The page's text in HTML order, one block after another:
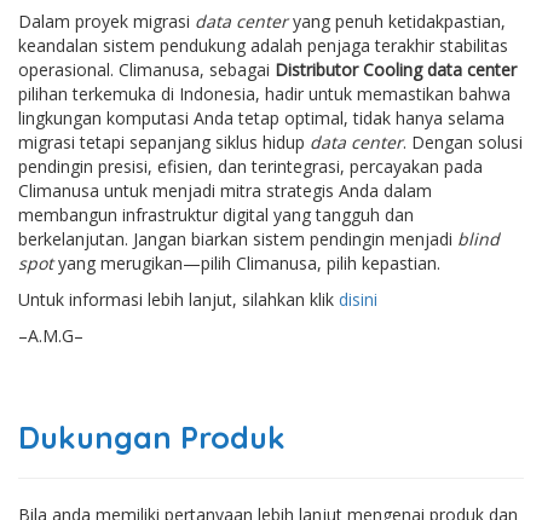
Dalam proyek migrasi data centeryang penuh ketidakpastian,
keandalan sistem pendukung adalah penjaga terakhir stabilitas
operasional. Climanusa, sebagai Distributor Cooling data center
pilihan terkemuka di Indonesia, hadir untuk memastikan bahwa
lingkungan komputasi Anda tetap optimal, tidak hanya selama
migrasi tetapi sepanjang siklus hidup data center. Dengan solusi
pendingin presisi, efisien, dan terintegrasi, percayakan pada
Climanusa untuk menjadi mitra strategis Anda dalam
membangun infrastruktur digital yang tangguh dan
berkelanjutan. Jangan biarkan sistem pendingin menjadi blind
spotyang merugikan—pilih Climanusa, pilih kepastian.
Untuk informasi lebih lanjut, silahkan klik disini
–A.M.G–
Dukungan Produk
Bila anda memiliki pertanyaan lebih lanjut mengenai produk dan